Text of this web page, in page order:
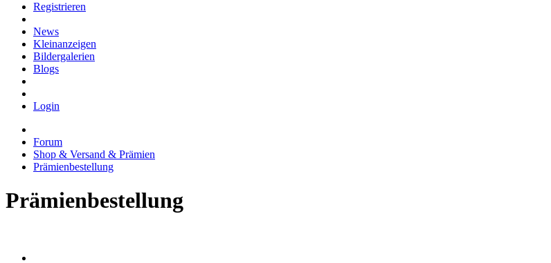
Registrieren
News
Kleinanzeigen
Bildergalerien
Blogs
Login
Forum
Shop & Versand & Prämien
Prämienbestellung
Prämienbestellung